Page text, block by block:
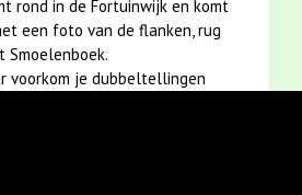
rond in de Fortuinwijk en komt
een foto van de flanken, rug
Smoelenboek.
voorkom je dubbeltellingen